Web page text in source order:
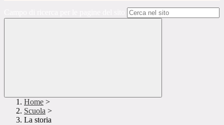
Home >
Scuola >
La storia